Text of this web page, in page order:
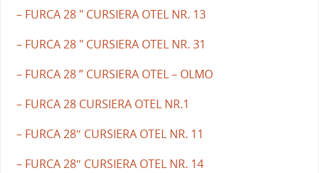
– FURCA 28 " CURSIERA OTEL NR. 13
– FURCA 28 " CURSIERA OTEL NR. 31
– FURCA 28 ” CURSIERA OTEL – OLMO
– FURCA 28 CURSIERA OTEL NR.1
– FURCA 28″ CURSIERA OTEL NR. 11
– FURCA 28″ CURSIERA OTEL NR. 14